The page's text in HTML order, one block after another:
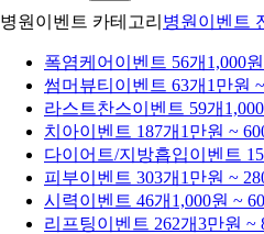
병원이벤트 카테고리 병원이벤트
폭염케어 이벤트 56개 1,000
썸머뷰티 이벤트 63개 1만원
라스트찬스이벤트 59개
치아이벤트 187개 1만원 ~
다이어트/지방흡입이벤트
피부이벤트 303개 1만원 ~
시력이벤트 46개 1,000원 ~
리프팅이벤트 262개3만원 ~